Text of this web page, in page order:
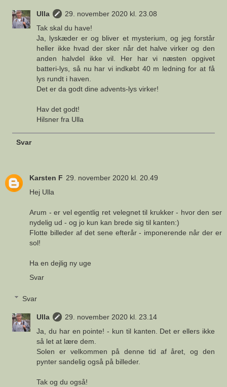
Ulla
29. november 2020 kl. 23.08
Tak skal du have!
Ja, lyskæder er og bliver et mysterium, og jeg forstår
heller ikke hvad der sker når det halve virker og den
anden halvdel ikke vil. Her har vi næsten opgivet
batteri-lys, så nu har vi indkøbt 40 m ledning for at få
lys rundt i haven.
Det er da godt dine advents-lys virker!
Hav det godt!
Hilsner fra Ulla
Svar
Karsten F 29. november 2020 kl. 20.49
Hej Ulla
Arum - er vel egentlig ret velegnet til krukker - hvor den ser
nydelig ud - og jo kun kan brede sig til kanten:)
Flotte billeder af det sene efterår - imponerende når der er
sol!
Ha en dejlig ny uge
Svar
Svar
Ulla
29. november 2020 kl. 23.14
Ja, du har en pointe! - kun til kanten. Det er ellers ikke
så let at lære dem.
Solen er velkommen på denne tid af året, og den
pynter sandelig også på billeder.
Tak og du også!